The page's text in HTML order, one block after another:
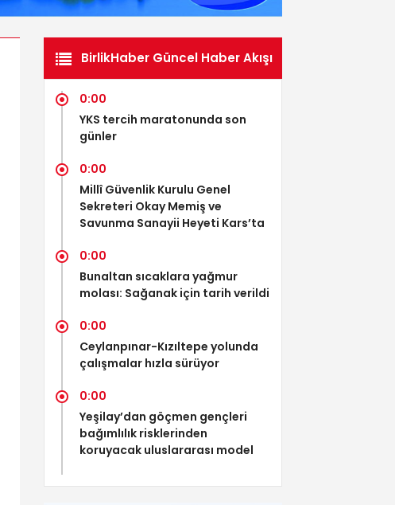
BirlikHaber Güncel Haber Akışı
0:00
YKS tercih maratonunda son
günler
0:00
Millî Güvenlik Kurulu Genel
Sekreteri Okay Memiş ve
Savunma Sanayii Heyeti Kars’ta
0:00
Bunaltan sıcaklara yağmur
molası: Sağanak için tarih verildi
0:00
Ceylanpınar-Kızıltepe yolunda
çalışmalar hızla sürüyor
0:00
Yeşilay’dan göçmen gençleri
bağımlılık risklerinden
koruyacak uluslararası model